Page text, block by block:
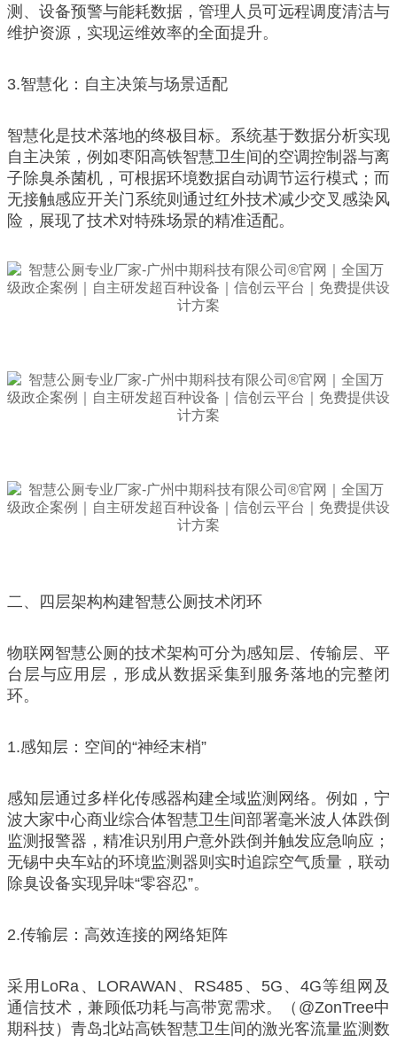
测、设备预警与能耗数据，管理人员可远程调度清洁与
维护资源，实现运维效率的全面提升。
3.智慧化：自主决策与场景适配
智慧化是技术落地的终极目标。系统基于数据分析实现
自主决策，例如枣阳高铁智慧卫生间的空调控制器与离
子除臭杀菌机，可根据环境数据自动调节运行模式；而
无接触感应开关门系统则通过红外技术减少交叉感染风
险，展现了技术对特殊场景的精准适配。
二、四层架构构建智慧公厕技术闭环
物联网智慧公厕的技术架构可分为感知层、传输层、平
台层与应用层，形成从数据采集到服务落地的完整闭
环。
1.感知层：空间的“神经末梢”
感知层通过多样化传感器构建全域监测网络。例如，宁
波大家中心商业综合体智慧卫生间部署毫米波人体跌倒
监测报警器，精准识别用户意外跌倒并触发应急响应；
无锡中央车站的环境监测器则实时追踪空气质量，联动
除臭设备实现异味“零容忍”。
2.传输层：高效连接的网络矩阵
采用LoRa、LORAWAN、RS485、5G、4G等组网及
通信技术，兼顾低功耗与高带宽需求。（@ZonTree中
期科技）青岛北站高铁智慧卫生间的激光客流量监测数